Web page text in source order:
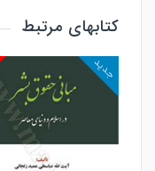
کتابهای مرتبط
جدید